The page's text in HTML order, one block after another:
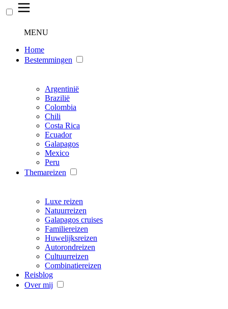
MENU
Home
Bestemmingen
Argentinië
Brazilië
Colombia
Chili
Costa Rica
Ecuador
Galapagos
Mexico
Peru
Themareizen
Luxe reizen
Natuurreizen
Galapagos cruises
Familiereizen
Huwelijksreizen
Autorondreizen
Cultuurreizen
Combinatiereizen
Reisblog
Over mij